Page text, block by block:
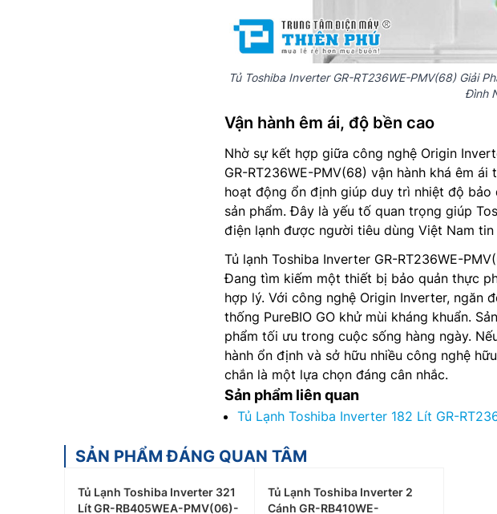
Tủ Toshiba Inverter GR-RT236WE-PMV(68) Giải
Đình
Vận hành êm ái, độ bền cao
Nhờ sự kết hợp giữa công nghệ Origin
GR-RT236WE-PMV(68) vận hành khá êm
hoạt động ổn định giúp duy trì nhiệt độ
sản phẩm. Đây là yếu tố quan trọng giúp
điện lạnh được người tiêu dùng Việt Nam
Tủ lạnh Toshiba Inverter GR-RT236WE-
Đang tìm kiếm một thiết bị bảo quản thực
hợp lý. Với công nghệ Origin Inverter, ngăn
thống PureBIO GO khử mùi kháng khuẩn.
phẩm tối ưu trong cuộc sống hàng ngày.
hành ổn định và sở hữu nhiều công nghệ
chắn là một lựa chọn đáng cân nhắc.
Sản phẩm liên quan
Tủ Lạnh Toshiba Inverter 182 Lít GR-
SẢN PHẨM ĐÁNG QUAN TÂM
Tủ Lạnh Toshiba Inverter 321
Lít GR-RB405WEA-PMV(06)-
Tủ Lạnh Toshiba Inverter 2
Cánh GR-RB410WE-